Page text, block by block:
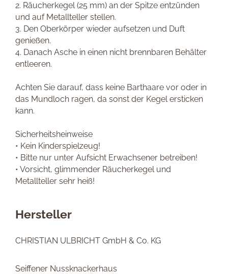
2. Räucherkegel (25 mm) an der Spitze entzünden
und auf Metallteller stellen.
3. Den Oberkörper wieder aufsetzen und Duft
genießen.
4. Danach Asche in einen nicht brennbaren Behälter
entleeren.
Achten Sie darauf, dass keine Barthaare vor oder in
das Mundloch ragen, da sonst der Kegel ersticken
kann.
Sicherheitsheinweise
• Kein Kinderspielzeug!
• Bitte nur unter Aufsicht Erwachsener betreiben!
• Vorsicht, glimmender Räucherkegel und
Metallteller sehr heiß!
Hersteller
CHRISTIAN ULBRICHT GmbH & Co. KG
Seiffener Nussknackerhaus